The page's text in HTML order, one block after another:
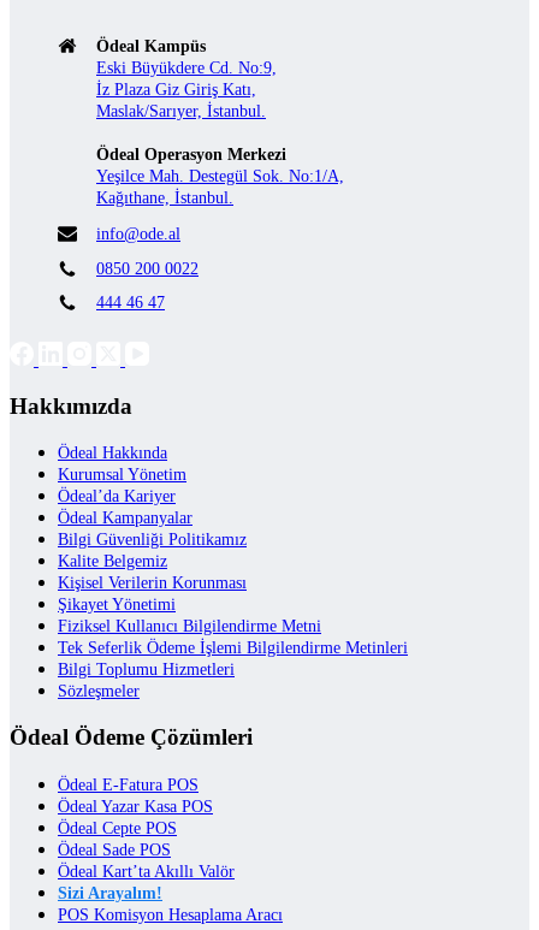
Ödeal Kampüs
Eski Büyükdere Cd. No:9,
İz Plaza Giz Giriş Katı,
Maslak/Sarıyer, İstanbul.
Ödeal Operasyon Merkezi
Yeşilce Mah. Destegül Sok. No:1/A,
Kağıthane, İstanbul.
info@ode.al
0850 200 0022
444 46 47
Hakkımızda
Ödeal Hakkında
Kurumsal Yönetim
Ödeal’da Kariyer
Ödeal Kampanyalar
Bilgi Güvenliği Politikamız
Kalite Belgemiz
Kişisel Verilerin Korunması
Şikayet Yönetimi
Fiziksel Kullanıcı Bilgilendirme Metni
Tek Seferlik Ödeme İşlemi Bilgilendirme Metinleri
Bilgi Toplumu Hizmetleri
Sözleşmeler
Ödeal Ödeme Çözümleri
Ödeal E-Fatura POS
Ödeal Yazar Kasa POS
Ödeal Cepte POS
Ödeal Sade POS
Ödeal Kart’ta Akıllı Valör
Sizi Arayalım!
POS Komisyon Hesaplama Aracı